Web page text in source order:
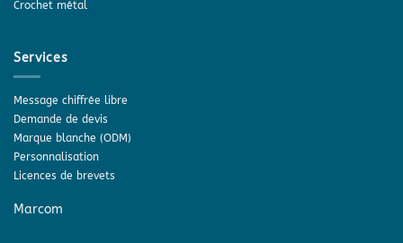
Crochet métal
Services
Message chiffrée libre
Demande de devis
Marque blanche (ODM)
Personnalisation
Licences de brevets
Marcom